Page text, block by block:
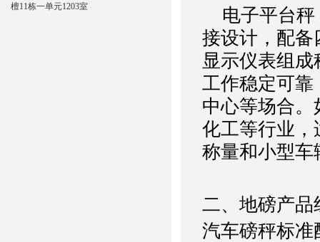
电子平台秤
接设计，配备
显示仪表组
工作稳定可靠
中心等场合
化工等行业，
称量和小型车
二、 地磅产品
汽车磅秤标准
檀11栋一单元1203室